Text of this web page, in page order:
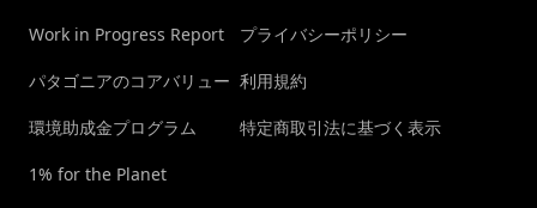
Work in Progress Report
パタゴニアのコアバリュー
環境助成金プログラム
1% for the Planet
プライバシーポリシー
利用規約
特定商取引法に基づく表示